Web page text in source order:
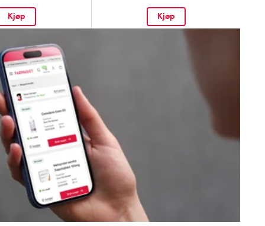
Kjøp Kjøp